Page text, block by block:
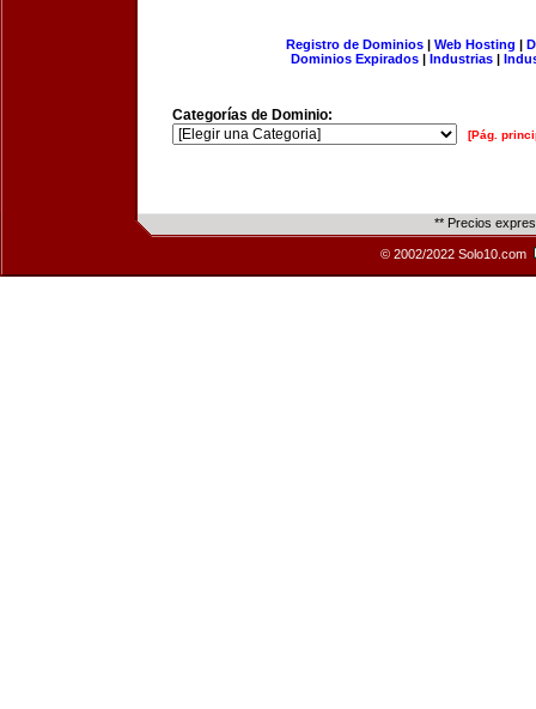
Registro de Dominios| Web Hosting |
Dominios Expirados | Industrias |
Categorías de Dominio:
[Pág.
** Precios
© 2002/2022 Solo10.com